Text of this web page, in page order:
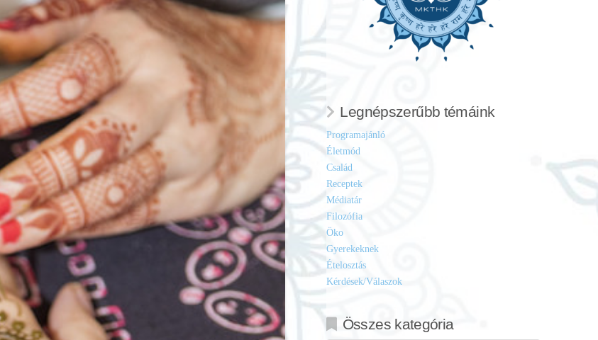
Legnépszerűbb témáink
Programajánló
Életmód
Család
Receptek
Médiatár
Filozófia
Öko
Gyerekeknek
Ételosztás
Kérdések/Válaszok
Összes kategória